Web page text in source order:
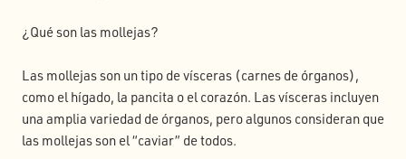
¿Qué son las mollejas?
Las mollejas son un tipo de vísceras (carnes de órganos),
como el hígado, la pancita o el corazón. Las vísceras incluyen
una amplia variedad de órganos, pero algunos consideran que
las mollejas son el “caviar” de todos.